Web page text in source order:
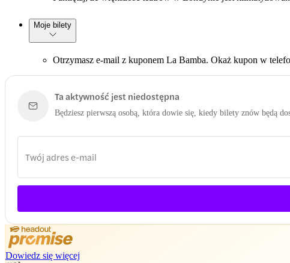
Moje bilety
Otrzymasz e-mail z kuponem La Bamba. Okaż kupon w
Ta aktywność jest niedostępna
Będziesz pierwszą osobą, która dowie się, kiedy bilety znów będą
Dowiedz się więcej